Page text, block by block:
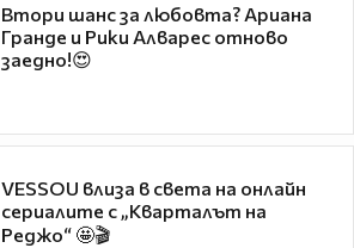
Втори шанс за любовта? Ариана
Гранде и Рики Алварес отново
заедно!😍
VESSOU влиза в света на онлайн
сериалите с „Кварталът на
Реджо“ 🤩🎬